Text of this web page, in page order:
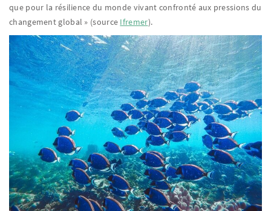
que pour la résilience du monde vivant confronté aux pressions du
changement global » (source Ifremer).